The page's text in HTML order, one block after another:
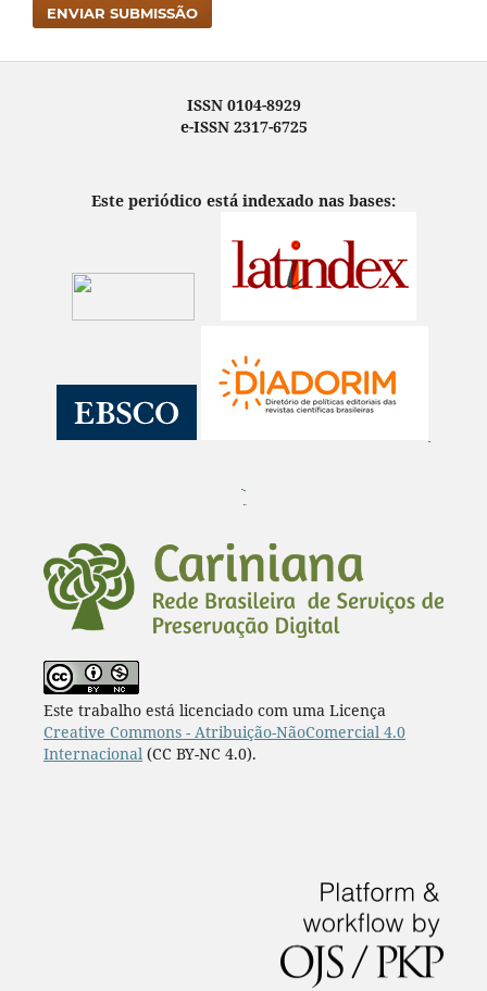
ENVIAR SUBMISSÃO
ISSN 0104-8929
e-ISSN 2317-6725
Este periódico está indexado nas bases:
¨
Este trabalho está licenciado com uma Licença
Creative Commons - Atribuição-NãoComercial 4.0
Internacional (CC BY-NC 4.0).